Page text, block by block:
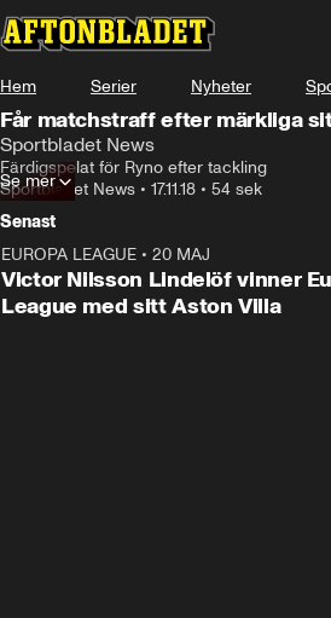
Hem Serier Nyheter
Får matchstraff efter märkliga
Sportbladet News
Färdigspelat för Ryno efter tackling
Sportbladet News • 17.11.18 • 54 sek
Se mer
Senast
EUROPA LEAGUE • 20 MAJ
Victor Nilsson Lindelöf vinner
League med sitt Aston Villa